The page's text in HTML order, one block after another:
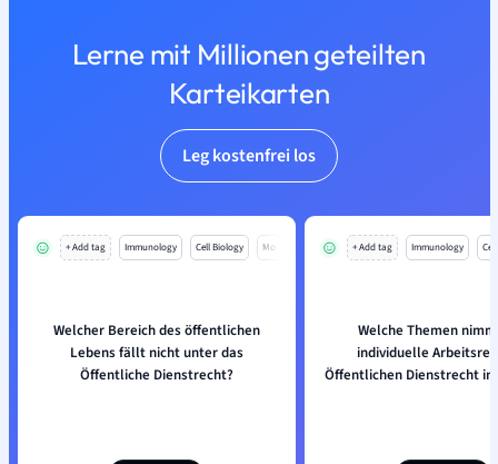
Lerne mit Millionen geteilten
Karteikarten
Leg kostenfrei los
+ Add tag Immunology Cell Biology Mo
Welcher Bereich des öffentlichen
Lebens fällt nicht unter das
Öffentliche Dienstrecht?
+ Add tag Immunology
Welche Themen
individuelle
Öffentlichen Dienstrecht in